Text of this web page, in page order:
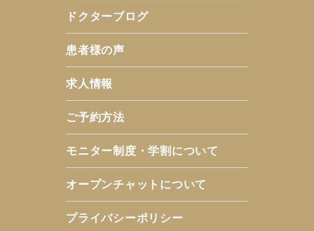
ドクターブログ
患者様の声
求人情報
ご予約方法
モニター制度・学割について
オープンチャットについて
プライバシーポリシー